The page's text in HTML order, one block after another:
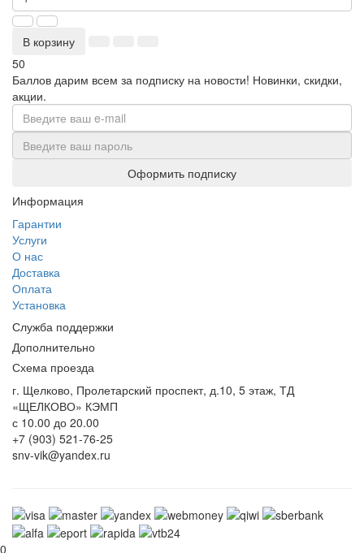
В корзину
50
Баллов дарим всем за подписку на новости! Новинки, скидки,
акции.
Оформить подписку
Информация
Гарантии
Услуги
О нас
Доставка
Оплата
Установка
Служба поддержки
Дополнительно
Схема проезда
г. Щелково, Пролетарский проспект, д.10, 5 этаж, ТД
«ЩЕЛКОВО» КЭМП
с 10.00 до 20.00
+7 (903) 521-76-25
snv-vik@yandex.ru
0